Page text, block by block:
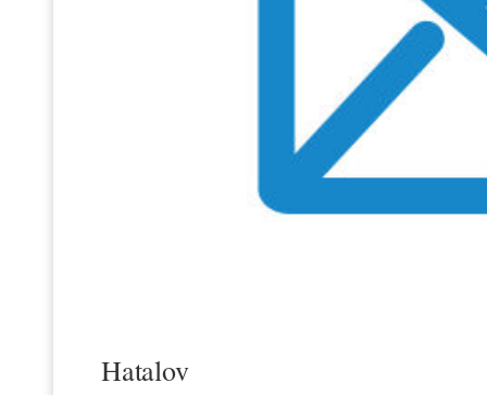
Hatalov